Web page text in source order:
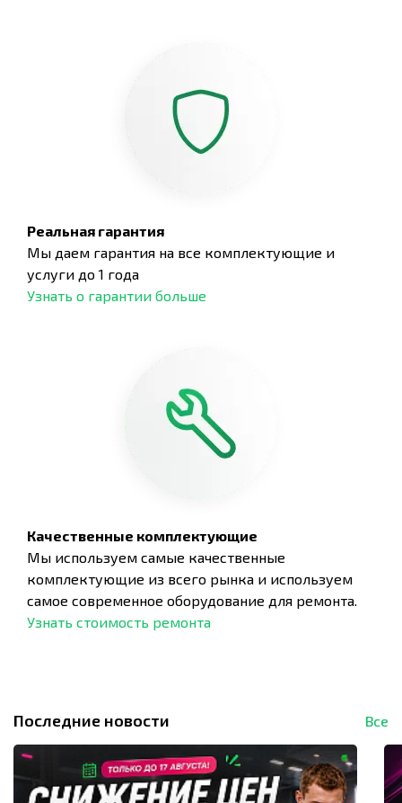
Реальная гарантия
Мы даем гарантия на все комплектующие и
услуги до 1 года
Узнать о гарантии больше
Качественные комплектующие
Мы используем самые качественные
комплектующие из всего рынка и используем
самое современное оборудование для ремонта.
Узнать стоимость ремонта
Последние новости Все